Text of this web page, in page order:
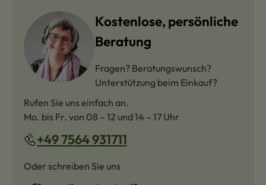
Kostenlose, persönliche
Beratung
Fragen? Beratungswunsch?
Unterstützung beim Einkauf?
Rufen Sie uns einfach an.
Mo. bis Fr. von 08 – 12 und 14 – 17 Uhr
+49 7564 931711
Oder schreiben Sie uns